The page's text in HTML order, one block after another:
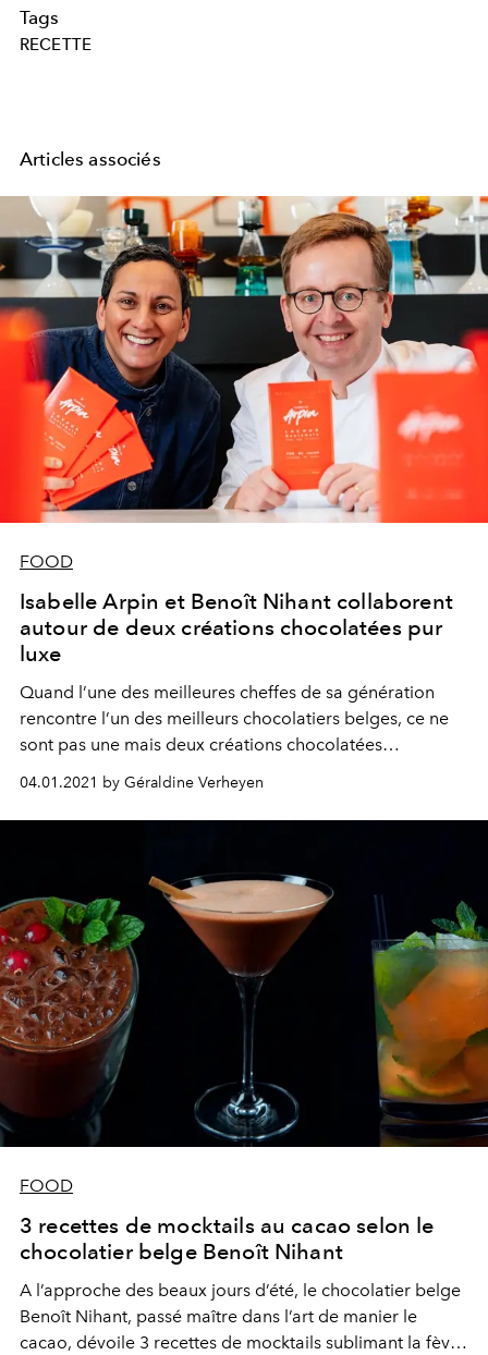
Tags
RECETTE
Articles associés
FOOD
Isabelle Arpin et Benoît Nihant collaborent
autour de deux créations chocolatées pur
luxe
Quand l’une des meilleures cheffes de sa génération
rencontre l’un des meilleurs chocolatiers belges, ce ne
sont pas une mais deux créations chocolatées
d’exception qui voient le jour.
04.01.2021 by Géraldine Verheyen
FOOD
3 recettes de mocktails au cacao selon le
chocolatier belge Benoît Nihant
A l’approche des beaux jours d’été, le chocolatier belge
Benoît Nihant, passé maître dans l’art de manier le
cacao, dévoile 3 recettes de mocktails sublimant la fève